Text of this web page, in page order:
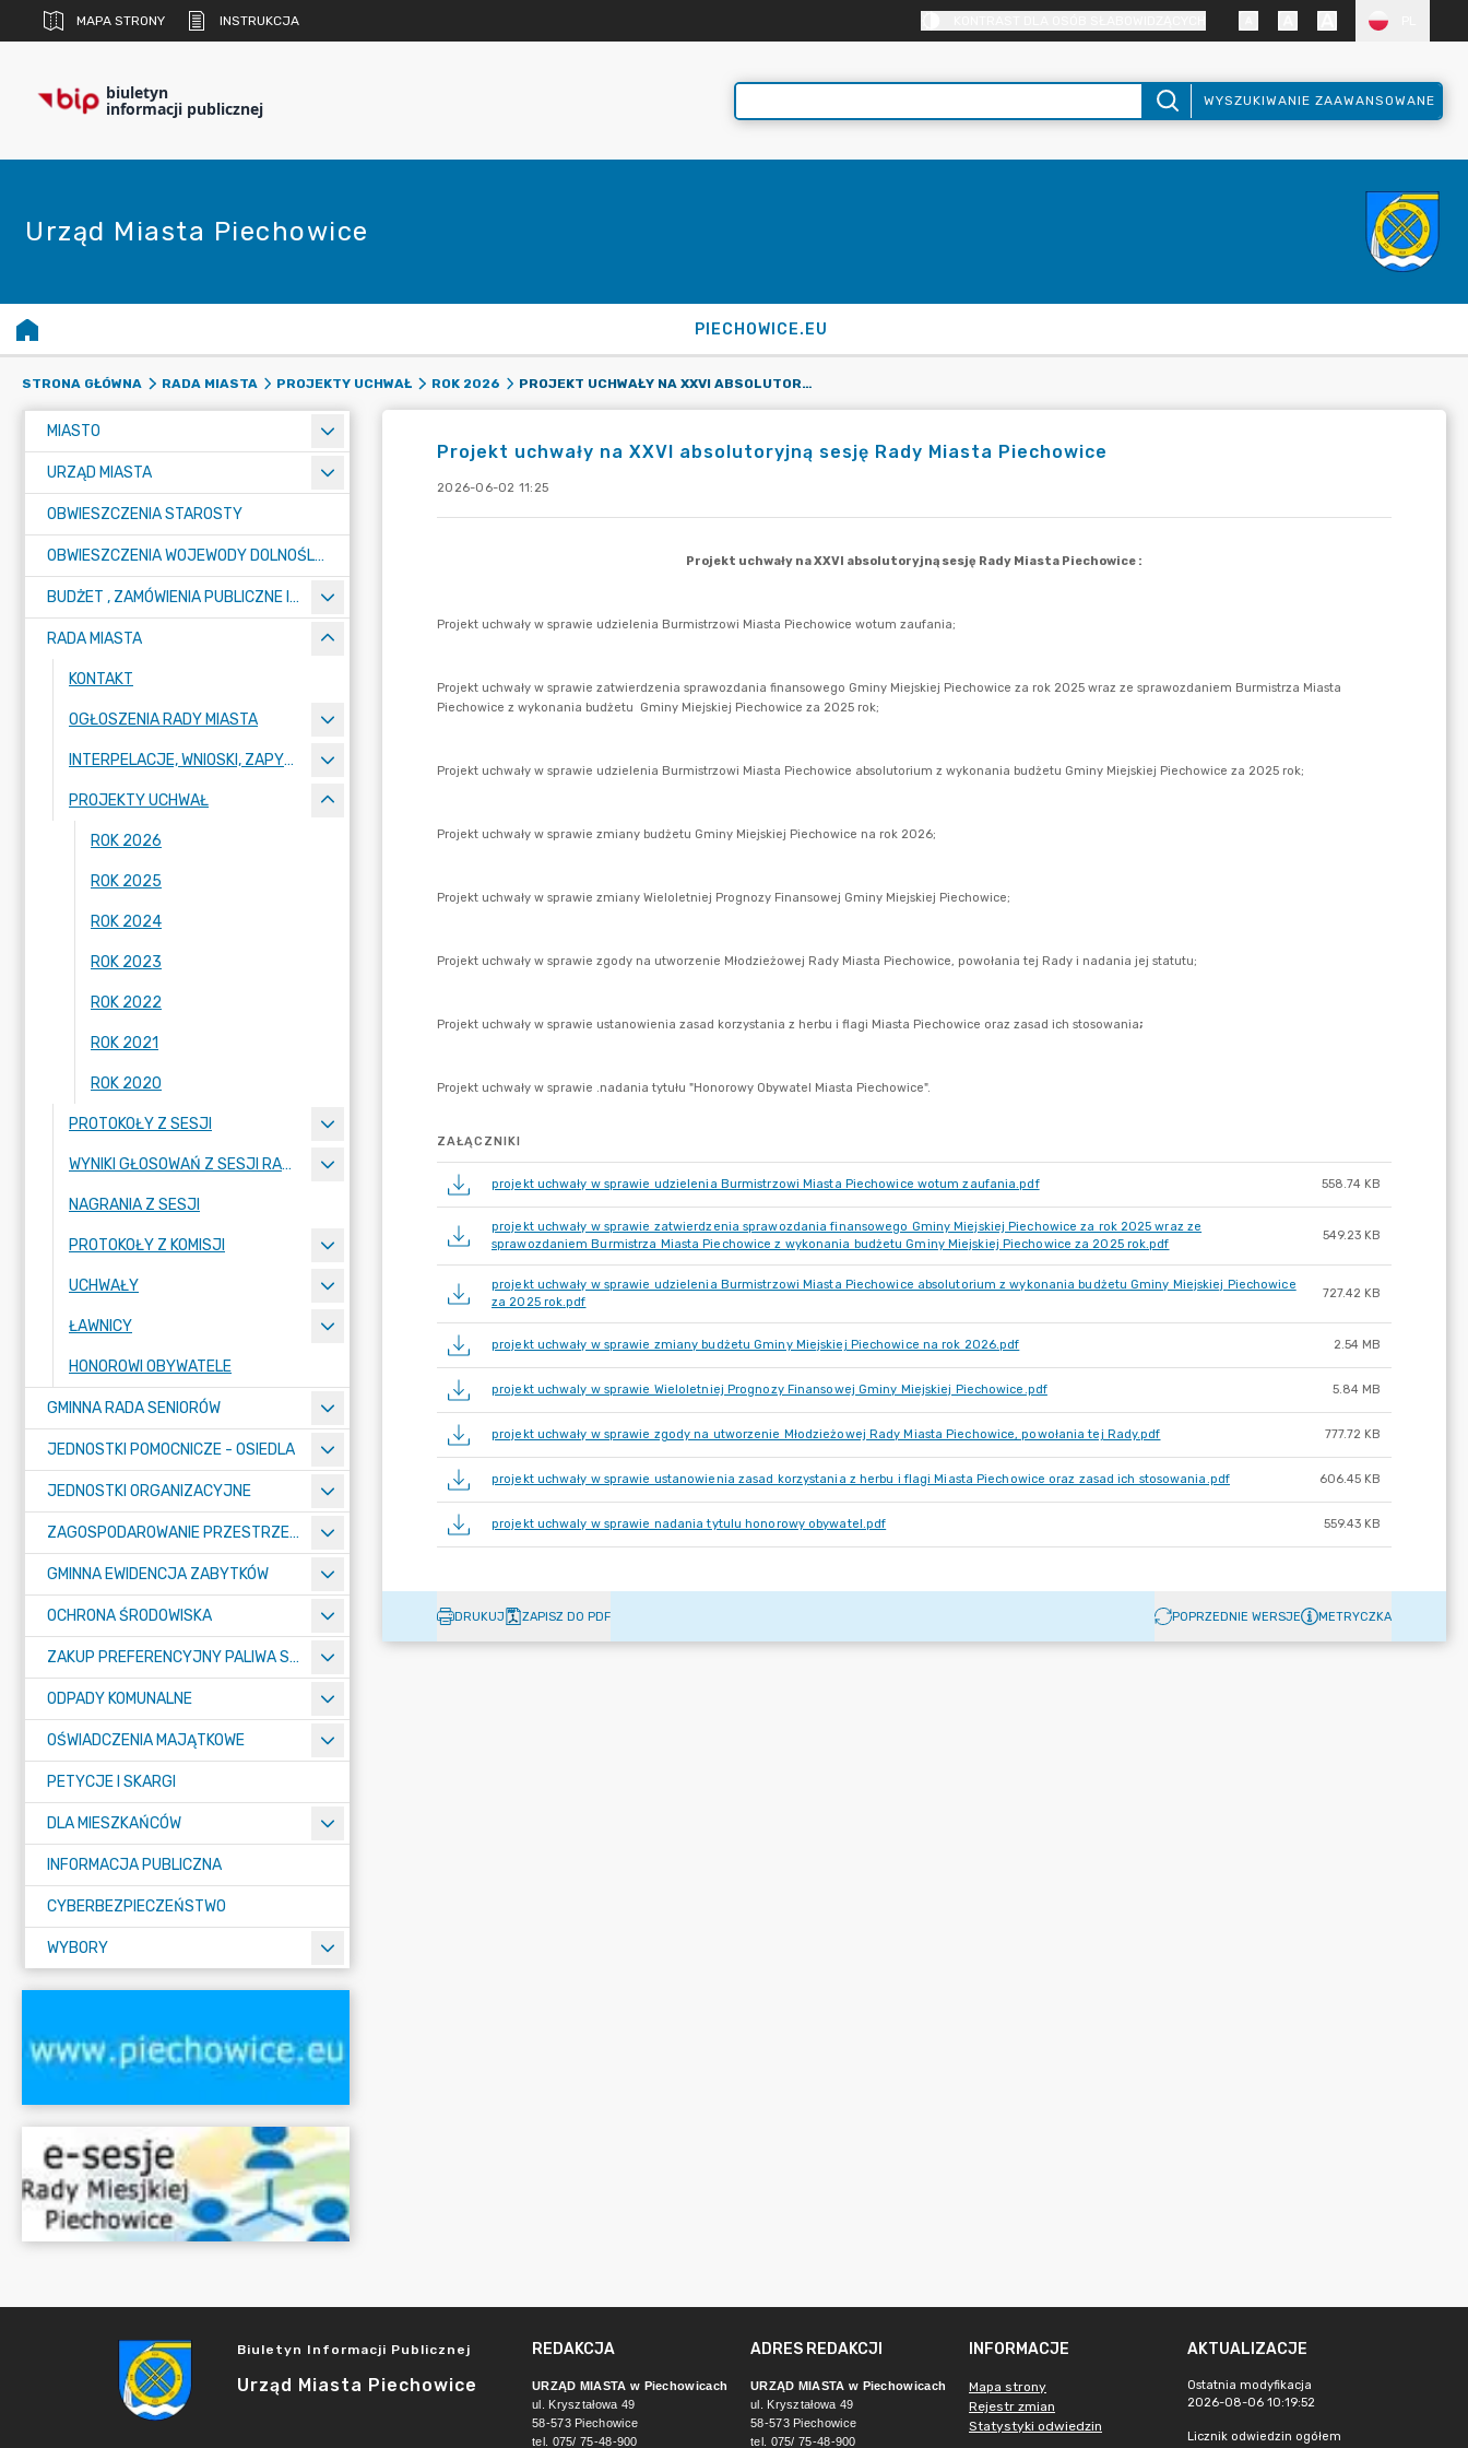
MAPA STRONY INSTRUKCJA
biuletyn
informacji publicznej WYSZUKIWANIE ZAAWANSOWANE
Urząd Miasta Piechowice
PIECHOWICE.EU
STRONA GŁÓWNA RADA MIASTA PROJEKTY UCHWAŁ ROK 2026 PROJEKT UCHWAŁY NA XXVI ABSOLUTORYJNĄ SESJĘ RADY MIASTA PIECHOWICE
MIASTO
URZĄD MIASTA
OBWIESZCZENIA STAROSTY
OBWIESZCZENIA WOJEWODY DOLNOŚLĄSKIEGO, MARSZAŁKA DOLNOŚLĄSKIEGO, MINISTRA ROZWOJU I TECHNOLOGII
BUDŻET , ZAMÓWIENIA PUBLICZNE I PRZETARGI
RADA MIASTA
KONTAKT
OGŁOSZENIA RADY MIASTA
INTERPELACJE, WNIOSKI, ZAPYTANIA RADNYCH
PROJEKTY UCHWAŁ
ROK 2026
ROK 2025
ROK 2024
ROK 2023
ROK 2022
ROK 2021
ROK 2020
PROTOKOŁY Z SESJI
WYNIKI GŁOSOWAŃ Z SESJI RADY MIASTA PIECHOWICE
NAGRANIA Z SESJI
PROTOKOŁY Z KOMISJI
UCHWAŁY
ŁAWNICY
HONOROWI OBYWATELE
GMINNA RADA SENIORÓW
JEDNOSTKI POMOCNICZE - OSIEDLA
JEDNOSTKI ORGANIZACYJNE
ZAGOSPODAROWANIE PRZESTRZENNE
GMINNA EWIDENCJA ZABYTKÓW
OCHRONA ŚRODOWISKA
ZAKUP PREFERENCYJNY PALIWA STAŁEGO
ODPADY KOMUNALNE
OŚWIADCZENIA MAJĄTKOWE
PETYCJE I SKARGI
DLA MIESZKAŃCÓW
INFORMACJA PUBLICZNA
CYBERBEZPIECZEŃSTWO
WYBORY
Projekt uchwały na XXVI absolutoryjną sesję Rady Miasta Piechowice
2026-06-02 11:25
ZAŁĄCZNIKI
projekt uchwały w sprawie udzielenia Burmistrzowi Miasta Piechowice wotum zaufania.pdf 558.74 KB
projekt uchwały w sprawie zatwierdzenia sprawozdania finansowego Gminy Miejskiej Piechowice za rok 2025 wraz ze
sprawozdaniem Burmistrza Miasta Piechowice z wykonania budżetu Gminy Miejskiej Piechowice za 2025 rok.pdf
549.23 KB
projekt uchwały w sprawie udzielenia Burmistrzowi Miasta Piechowice absolutorium z wykonania budżetu Gminy Miejskiej Piechowice
za 2025 rok.pdf
727.42 KB
projekt uchwały w sprawie zmiany budżetu Gminy Miejskiej Piechowice na rok 2026.pdf 2.54 MB
projekt uchwaly w sprawie Wieloletniej Prognozy Finansowej Gminy Miejskiej Piechowice.pdf 5.84 MB
projekt uchwały w sprawie zgody na utworzenie Młodzieżowej Rady Miasta Piechowice, powołania tej Rady.pdf 777.72 KB
projekt uchwały w sprawie ustanowienia zasad korzystania z herbu i flagi Miasta Piechowice oraz zasad ich stosowania.pdf 606.45 KB
projekt uchwaly w sprawie nadania tytulu honorowy obywatel.pdf 559.43 KB
DRUKUJ ZAPISZ DO PDF POPRZEDNIE WERSJE METRYCZKA
Biuletyn Informacji Publicznej
Urząd Miasta Piechowice
REDAKCJA
URZĄD MIASTA w Piechowicach
ul. Kryształowa 49
58-573 Piechowice
tel. 075/ 75-48-900
ADRES REDAKCJI
URZĄD MIASTA w Piechowicach
ul. Kryształowa 49
58-573 Piechowice
tel. 075/ 75-48-900
INFORMACJE
Mapa strony
Rejestr zmian
Statystyki odwiedzin
AKTUALIZACJE
Ostatnia modyfikacja
2026-08-06 10:19:52
Licznik odwiedzin ogółem